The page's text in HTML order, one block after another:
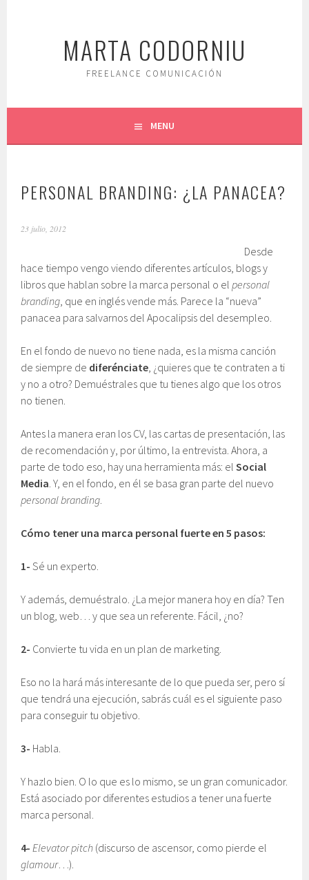
MARTA CODORNIU
FREELANCE COMUNICACIÓN
MENU
PERSONAL BRANDING: ¿LA PANACEA?
23 julio, 2012
Desde
hace tiempo vengo viendo diferentes artículos, blogs y
libros que hablan sobre la marca personal o elpersonal
branding, que en inglés vende más. Parece la “nueva”
panacea para salvarnos del Apocalipsis del desempleo.
En el fondo de nuevo no tiene nada, es la misma canción
de siempre de diferénciate, ¿quieres que te contraten a ti
y no a otro? Demuéstrales que tu tienes algo que los otros
no tienen.
Antes la manera eran los CV, las cartas de presentación, las
de recomendación y, por último, la entrevista. Ahora, a
parte de todo eso, hay una herramienta más: elSocial
Media. Y, en el fondo, en él se basa gran parte del nuevo
personal branding.
Cómo tener una marca personal fuerte en 5 pasos:
1- Sé un experto.
Y además, demuéstralo. ¿La mejor manera hoy en día? Ten
un blog, web… y que sea un referente. Fácil, ¿no?
2- Convierte tu vida en un plan de marketing.
Eso no la hará más interesante de lo que pueda ser, pero sí
que tendrá una ejecución, sabrás cuál es el siguiente paso
para conseguir tu objetivo.
3- Habla.
Y hazlo bien. O lo que es lo mismo, se un gran comunicador.
Está asociado por diferentes estudios a tener una fuerte
marca personal.
4- Elevator pitch (discurso de ascensor, como pierde el
glamour…).